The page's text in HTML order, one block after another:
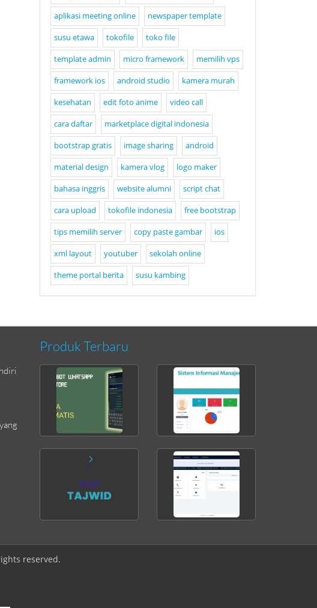
aplikasi meeting online newspaper template
susu etawa tokofile toko file
template admin micro framework memilih vps
framework ios android studio kamera murah
kesehatan edit foto anime video call
cara daftar marketplace digital indonesia
bootstrap gratis image sharing android
material design kamera vlog logo maker
bahasa inggris website alumni script chat
cara upload tokofile indonesia free bootstrap
tips memilih server copy paste gambar ios
xml layout youtuber sekolah online
theme portal berita susu kambing
Produk Terbaru
reserved.